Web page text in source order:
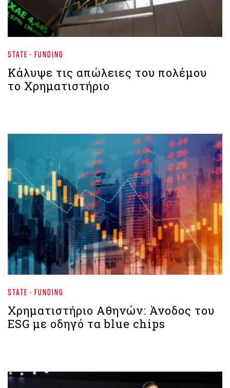
STATE - FUNDING
Κάλυψε τις απώλειες του πολέμου
το Χρηματιστήριο
STATE - FUNDING
Χρηματιστήριο Aθηνών: Άνοδος του
ESG με οδηγό τα blue chips